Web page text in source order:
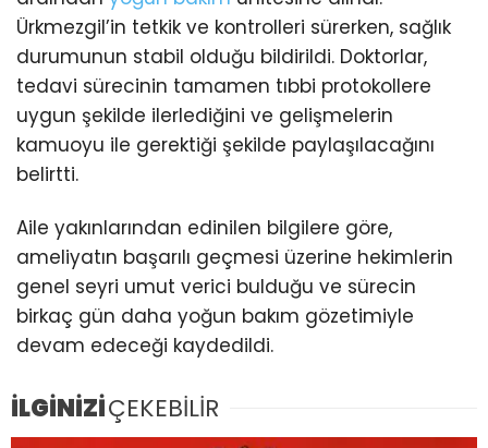
Ürkmezgil’in tetkik ve kontrolleri sürerken, sağlık
durumunun stabil olduğu bildirildi. Doktorlar,
tedavi sürecinin tamamen tıbbi protokollere
uygun şekilde ilerlediğini ve gelişmelerin
kamuoyu ile gerektiği şekilde paylaşılacağını
belirtti.
Aile yakınlarından edinilen bilgilere göre,
ameliyatın başarılı geçmesi üzerine hekimlerin
genel seyri umut verici bulduğu ve sürecin
birkaç gün daha yoğun bakım gözetimiyle
devam edeceği kaydedildi.
İLGİNİZİÇEKEBİLİR